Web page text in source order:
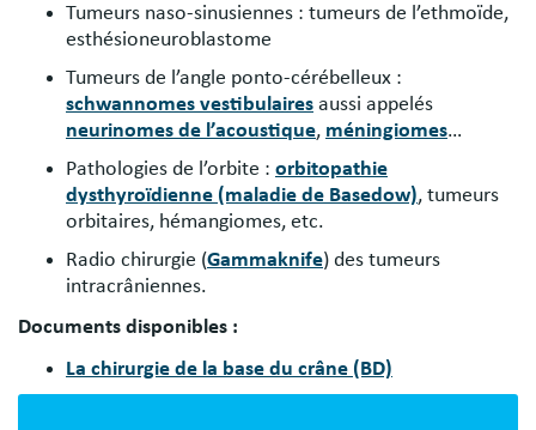
Tumeurs naso-sinusiennes : tumeurs de l’ethmoïde,
esthésioneuroblastome
Tumeurs de l’angle ponto-cérébelleux :
schwannomes vestibulaires aussi appelés
neurinomes de l’acoustique, méningiomes…
Pathologies de l’orbite : orbitopathie
dysthyroïdienne (maladie de Basedow), tumeurs
orbitaires, hémangiomes, etc.
Radio chirurgie (Gammaknife) des tumeurs
intracrâniennes.
Documents disponibles :
La chirurgie de la base du crâne (BD)